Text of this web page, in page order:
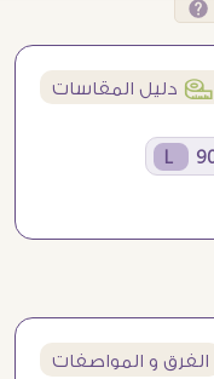
í دليل المقاسات
الفرق و المواصفات